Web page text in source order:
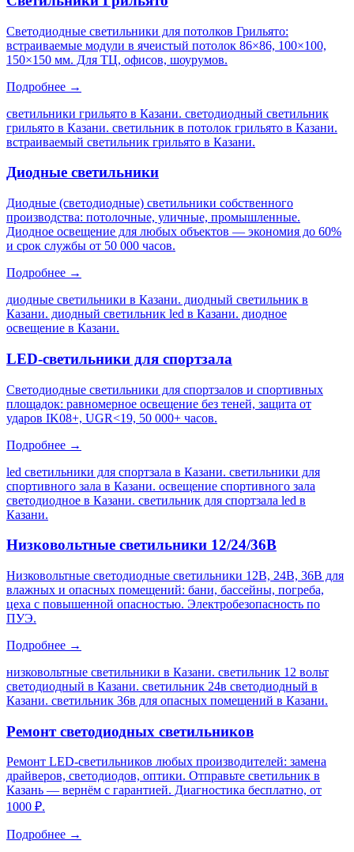
Светодиодные светильники для потолков Грильято:
встраиваемые модули в ячеистый потолок 86×86, 100×100,
150×150 мм. Для ТЦ, офисов, шоурумов.
Подробнее →
светильники грильято в Казани. светодиодный светильник
грильято в Казани. светильник в потолок грильято в Казани.
встраиваемый светильник грильято в Казани.
Диодные светильники
Диодные (светодиодные) светильники собственного
производства: потолочные, уличные, промышленные.
Диодное освещение для любых объектов — экономия до 60%
и срок службы от 50 000 часов.
Подробнее →
диодные светильники в Казани. диодный светильник в
Казани. диодный светильник led в Казани. диодное
освещение в Казани.
LED-светильники для спортзала
Светодиодные светильники для спортзалов и спортивных
площадок: равномерное освещение без теней, защита от
ударов IK08+, UGR<19, 50 000+ часов.
Подробнее →
led светильники для спортзала в Казани. светильники для
спортивного зала в Казани. освещение спортивного зала
светодиодное в Казани. светильник для спортзала led в
Казани.
Низковольтные светильники 12/24/36В
Низковольтные светодиодные светильники 12В, 24В, 36В для
влажных и опасных помещений: бани, бассейны, погреба,
цеха с повышенной опасностью. Электробезопасность по
ПУЭ.
Подробнее →
низковольтные светильники в Казани. светильник 12 вольт
светодиодный в Казани. светильник 24в светодиодный в
Казани. светильник 36в для опасных помещений в Казани.
Ремонт светодиодных светильников
Ремонт LED-светильников любых производителей: замена
драйверов, светодиодов, оптики. Отправьте светильник в
Казань — вернём с гарантией. Диагностика бесплатно, от
1000 ₽.
Подробнее →